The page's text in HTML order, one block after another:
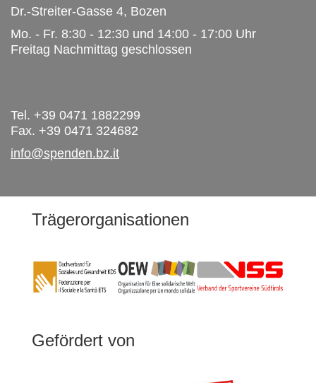
Dr.-Streiter-Gasse 4, Bozen
Mo. - Fr. 8:30 - 12:30 und 14:00 - 17:00 Uhr
Freitag Nachmittag geschlossen
Tel. +39 0471 1882299
Fax. +39 0471 324682
info@spenden.bz.it
Trägerorganisationen
Gefördert von